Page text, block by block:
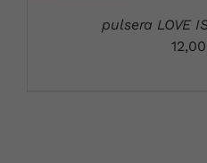
pulsera LOVE
12,00